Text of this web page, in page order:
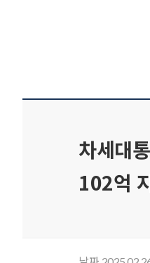
차세대
102억